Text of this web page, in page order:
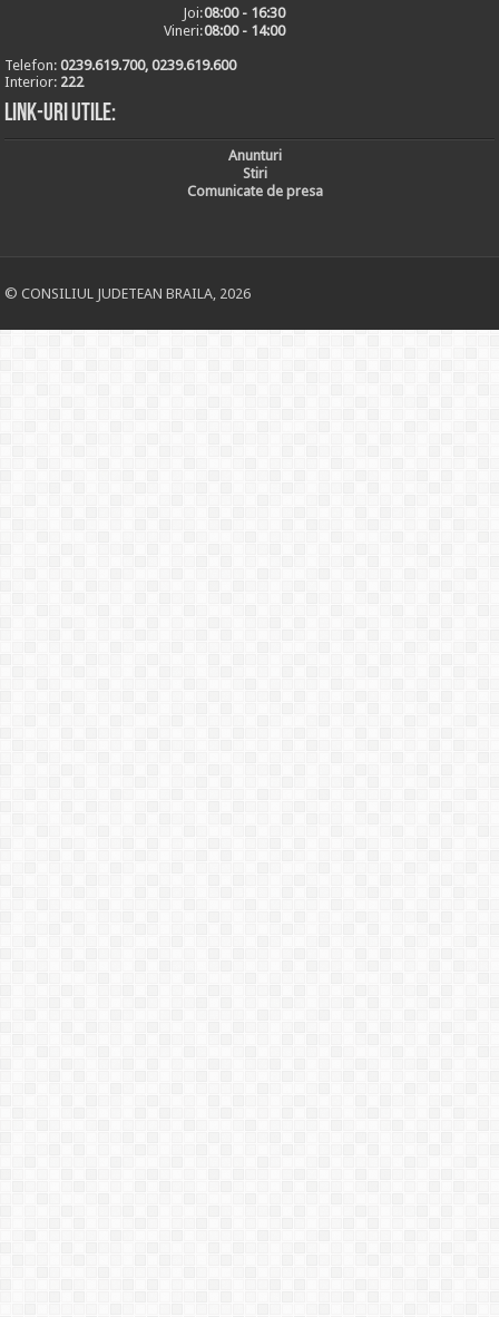
Joi:08:00 - 16:30
Vineri:08:00 - 14:00
Telefon:0239.619.700, 0239.619.600
Interior: 222
Link-uri utile:
Anunturi
Stiri
Comunicate de presa
© CONSILIUL JUDETEAN BRAILA, 2026